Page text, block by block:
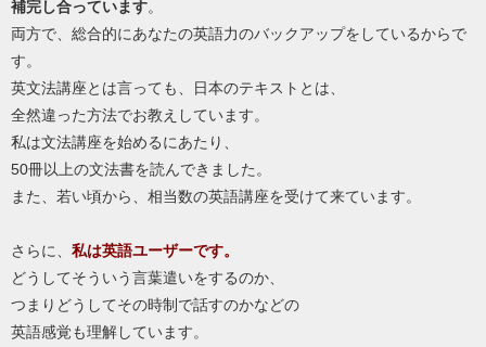
補完し合っています。
両方で、総合的にあなたの英語力のバックアップをしているからで
す。
英文法講座とは言っても、日本のテキストとは、
全然違った方法でお教えしています。
私は文法講座を始めるにあたり、
50冊以上の文法書を読んできました。
また、若い頃から、相当数の英語講座を受けて来ています。
さらに、 私は英語ユーザーです。
どうしてそういう言葉遣いをするのか、
つまりどうしてその時制で話すのかなどの
英語感覚も理解しています。